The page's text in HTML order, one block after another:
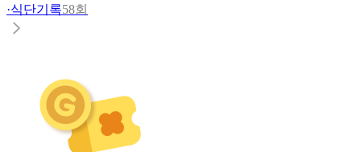
·식단기록58회